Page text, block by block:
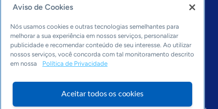
Últimas notícias
Entre em contato
Editorias
Economia & Política
Inovação & Tecnologia
Arquivo
Aviso de Cookies
Nós usamos cookies e outras tecnologias semelhantes para
melhorar a sua experiência em nossos serviços, personalizar
publicidade e recomendar conteúdo de seu interesse. Ao utilizar
nossos serviços, você concorda com tal monitoramento descrito
em nossa
Política de Privacidade
Aceitar todos os cookies